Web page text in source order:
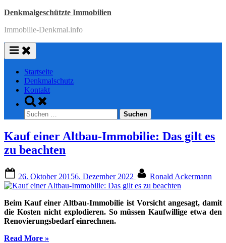
Skip
content
Denkmalgeschützte Immobilien
Immobilie-Denkmal.info
Startseite
Denkmalschutz
Kontakt
Toggle
search
form
Suchen
nach:
Kauf einer Altbau-Immobilie: Das gilt es
zu beachten
on
26. Oktober 20156. Dezember 2022 Ronald Ackermann
Beim Kauf einer Altbau-Immobilie ist Vorsicht angesagt, damit
die Kosten nicht explodieren. So müssen Kaufwillige etwa den
Renovierungsbedarf einrechnen.
Read More“Kauf
»